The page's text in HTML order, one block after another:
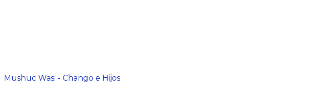
Mushuc Wasi - Chango e Hijos